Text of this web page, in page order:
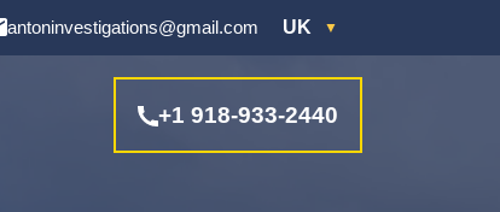
antoninvestigations@gmail.com UK
+1 918-933-2440